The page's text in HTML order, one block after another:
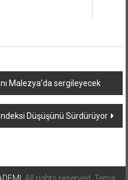
Malezya’da sergileyecek
Düşüşünü Sürdürüyor
. All rights reserved. Tema: